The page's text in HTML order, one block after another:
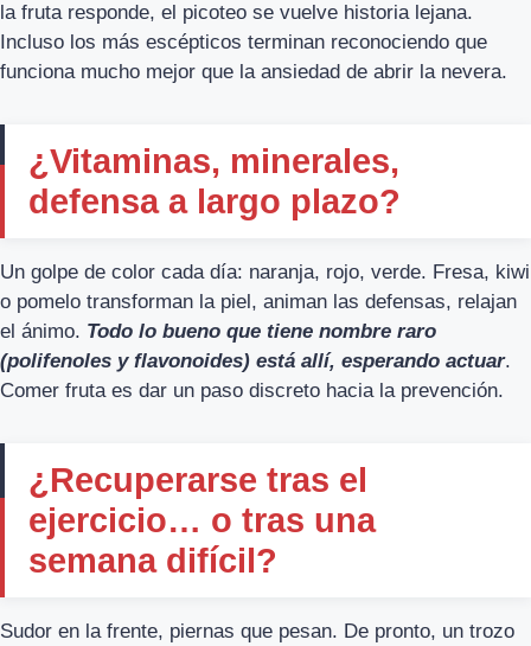
la fruta responde, el picoteo se vuelve historia lejana.
Incluso los más escépticos terminan reconociendo que
funciona mucho mejor que la ansiedad de abrir la nevera.
¿Vitaminas, minerales,
defensa a largo plazo?
Un golpe de color cada día: naranja, rojo, verde. Fresa, kiwi
o pomelo transforman la piel, animan las defensas, relajan
el ánimo. Todo lo bueno que tiene nombre raro
(polifenoles y flavonoides) está allí, esperando actuar.
Comer fruta es dar un paso discreto hacia la prevención.
¿Recuperarse tras el
ejercicio… o tras una
semana difícil?
Sudor en la frente, piernas que pesan. De pronto, un trozo